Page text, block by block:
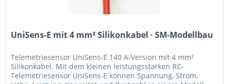
UniSens-E mit 4 mm² Silikonkabel · SM-Modellbau
Telemetriesensor UniSens-E 140 A-Version mit 4 mm²
Silikonkabel. Mit dem kleinen leistungsstarken RC-
Telemetriesensor UniSens-E können Spannung, Strom,